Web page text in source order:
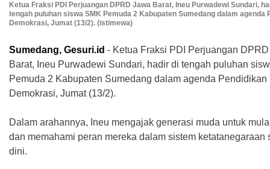
Ketua Fraksi PDI Perjuangan DPRD Jawa Barat, Ineu Purwadewi Sundari,
tengah puluhan siswa SMK Pemuda 2 Kabupaten Sumedang dalam agenda
Demokrasi, Jumat (13/2). (istimewa)
Sumedang, Gesuri.id - Ketua Fraksi PDI Perjuangan
Barat, Ineu Purwadewi Sundari, hadir di tengah puluhan
Pemuda 2 Kabupaten Sumedang dalam agenda Pendidikan
Demokrasi, Jumat (13/2).
‎Dalam arahannya, Ineu mengajak generasi muda untuk
dan memahami peran mereka dalam sistem ketatanegaraan
dini.